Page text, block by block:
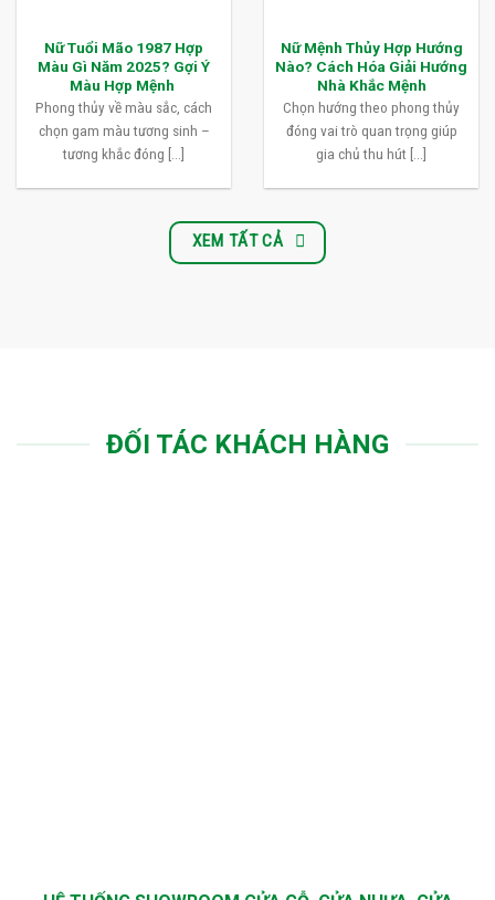
Nữ Tuổi Mão 1987 Hợp
Màu Gì Năm 2025? Gợi Ý
Màu Hợp Mệnh
Phong thủy về màu sắc, cách
chọn gam màu tương sinh –
tương khắc đóng [...]
Nữ Mệnh Thủy Hợp Hướng
Nào? Cách Hóa Giải Hướng
Nhà Khắc Mệnh
Chọn hướng theo phong thủy
đóng vai trò quan trọng giúp
gia chủ thu hút [...]
XEM TẤT CẢ
ĐỐI TÁC KHÁCH HÀNG